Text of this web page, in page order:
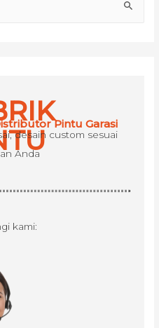
Pintu Garasi
desain custom sesuai
Anda
kami: